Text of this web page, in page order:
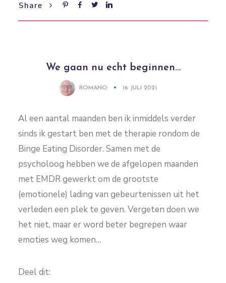
Share
We gaan nu echt beginnen…
ROMANO 16 JULI 2021
Al een aantal maanden ben ik inmiddels verder
sinds ik gestart ben met de therapie rondom de
Binge Eating Disorder. Samen met de
psycholoog hebben we de afgelopen maanden
met EMDR gewerkt om de grootste
(emotionele) lading van gebeurtenissen uit het
verleden een plek te geven. Vergeten doen we
het niet, maar er word beter begrepen waar
emoties weg komen…
Deel dit: